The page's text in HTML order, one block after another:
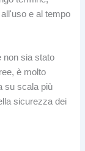
e al tempo
non sia stato
è molto
su scala più
sicurezza dei